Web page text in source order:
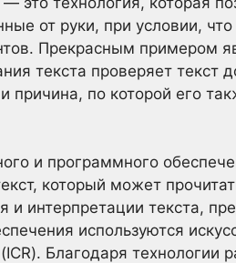
от руки, при условии,
Прекрасным примером
текста проверяет текст
по которой его
и программного
который может
интерпретации текста,
используются
Благодаря технологии